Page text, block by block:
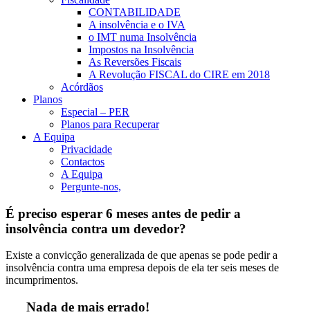
CONTABILIDADE
A insolvência e o IVA
o IMT numa Insolvência
Impostos na Insolvência
As Reversões Fiscais
A Revolução FISCAL do CIRE em 2018
Acórdãos
Planos
Especial – PER
Planos para Recuperar
A Equipa
Privacidade
Contactos
A Equipa
Pergunte-nos,
É preciso esperar 6 meses antes de pedir a
insolvência contra um devedor?
Existe a convicção generalizada de que apenas se pode pedir a
insolvência contra uma empresa depois de ela ter seis meses de
incumprimentos.
Nada de mais errado!